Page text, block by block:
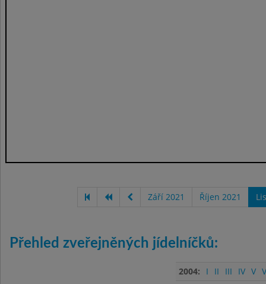
Září 2021 Říjen 2021
Přehled zveřejněných jídelníčků:
2004: I II III IV V